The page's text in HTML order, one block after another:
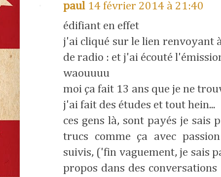
paul 14 février 2014 à 21:40
édifiant en effet
j'ai cliqué sur le lien renvoyant
de radio : et j'ai écouté
waouuuu
moi ça fait 13 ans que je ne
j'ai fait des études et tout hein...
ces gens là, sont payés je sais
trucs comme ça avec
suivis, ('fin vaguement, je sais
propos dans des